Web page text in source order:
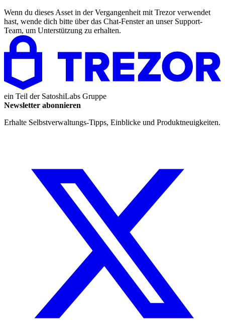
Wenn du dieses Asset in der Vergangenheit mit Trezor verwendet
hast, wende dich bitte über das Chat-Fenster an unser Support-
Team, um Unterstützung zu erhalten.
ein Teil der SatoshiLabs Gruppe
Newsletter abonnieren
Erhalte Selbstverwaltungs-Tipps, Einblicke und Produktneuigkeiten.